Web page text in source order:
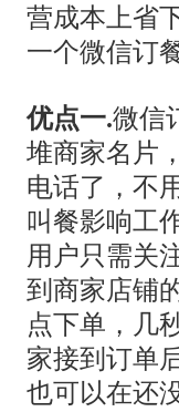
营成本上省
一个微信订
优点一.微信
堆商家名片
电话了，不
叫餐影响工
用户只需关
到商家店铺
点下单，几
家接到订单
也可以在还